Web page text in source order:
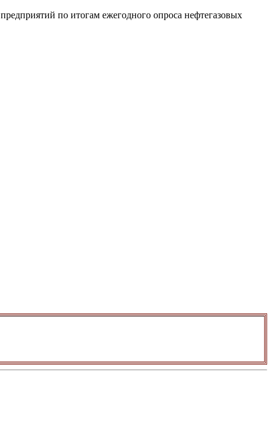
по итогам ежегодного опроса нефтегазовых